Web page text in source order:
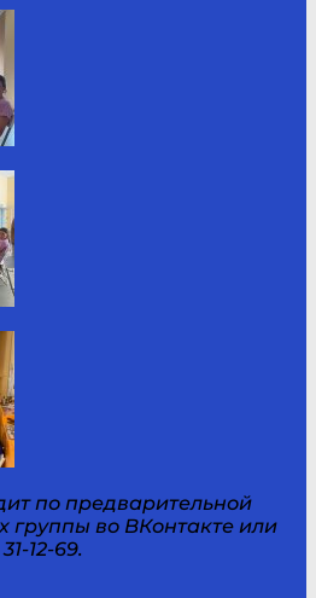
по предварительной
группы во ВКонтакте или
12-69.